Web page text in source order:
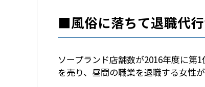
■風俗に落ちて退職代
ソープランド店舗数が2016年度に第
を売り、昼間の職業を退職する女性が